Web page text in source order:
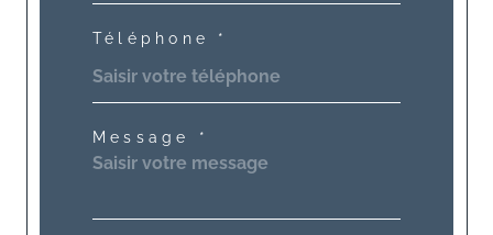
Téléphone *
Message *